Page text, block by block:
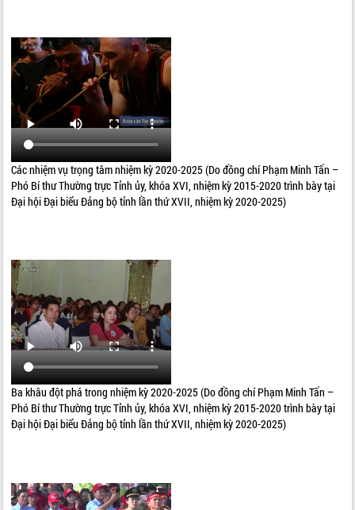
Các nhiệm vụ trọng tâm nhiệm kỳ 2020-2025 (Do đồng chí Phạm Minh Tấn –
Phó Bí thư Thường trực Tỉnh ủy, khóa XVI, nhiệm kỳ 2015-2020 trình bày tại
Đại hội Đại biểu Đảng bộ tỉnh lần thứ XVII, nhiệm kỳ 2020-2025)
Ba khâu đột phá trong nhiệm kỳ 2020-2025 (Do đồng chí Phạm Minh Tấn –
Phó Bí thư Thường trực Tỉnh ủy, khóa XVI, nhiệm kỳ 2015-2020 trình bày tại
Đại hội Đại biểu Đảng bộ tỉnh lần thứ XVII, nhiệm kỳ 2020-2025)